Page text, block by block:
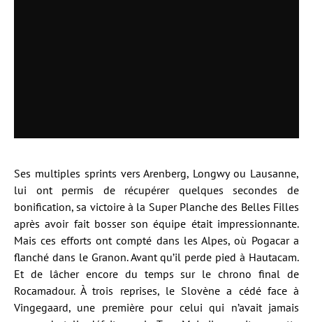
Ses multiples sprints vers Arenberg, Longwy ou Lausanne,
lui ont permis de récupérer quelques secondes de
bonification, sa victoire à la Super Planche des Belles Filles
après avoir fait bosser son équipe était impressionnante.
Mais ces efforts ont compté dans les Alpes, où Pogacar a
flanché dans le Granon. Avant qu’il perde pied à Hautacam.
Et de lâcher encore du temps sur le chrono final de
Rocamadour. À trois reprises, le Slovène a cédé face à
Vingegaard, une première pour celui qui n’avait jamais